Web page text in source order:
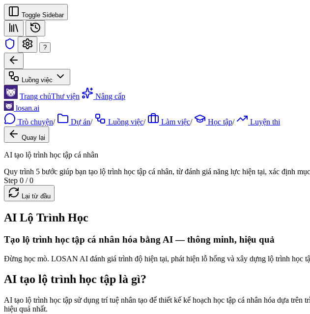
Toggle Sidebar
?
Luồng việc
Trang chủThư viện
Nâng cấp
losan.ai
Trò chuyện/ Dự án/ Luồng việc/ Làm việc/ Học tập/ Luyện thi
Quay lại
AI tạo lộ trình học tập cá nhân
Quy trình 5 bước giúp bạn tạo lộ trình học tập cá nhân, từ đánh giá năng lực hiện tại, xác định
Step 0 / 0
Lại từ đầu
AI Lộ Trình Học
Tạo lộ trình học tập cá nhân hóa bằng AI — thông minh, hiệu quả
Đừng học mò. LOSAN AI đánh giá trình độ hiện tại, phát hiện lỗ hổng và xây dựng lộ trình học
AI tạo lộ trình học tập là gì?
AI tạo lộ trình học tập sử dụng trí tuệ nhân tạo để thiết kế kế hoạch học tập cá nhân hóa dựa
hiệu quả nhất.